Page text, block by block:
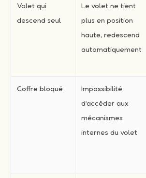
Volet qui
descend seul
Le volet ne tient
plus en position
haute, redescend
automatiquement
Coffre bloqué
Impossibilité
d’accéder aux
mécanismes
internes du volet